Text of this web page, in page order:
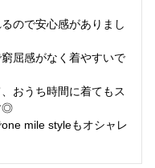
ので安心感がありまし
屈感がなく着やすいで
おうち時間に着てもス
◎
mile styleもオシャレ